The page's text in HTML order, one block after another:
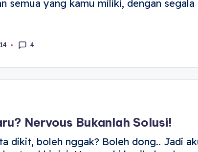
semua yang kamu miliki, dengan
4
Nervous Bukanlah Solusi!
dikit, boleh nggak? Boleh dong.. Jadi